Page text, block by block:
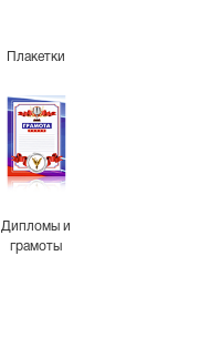
Плакетки
Дипломы и
грамоты